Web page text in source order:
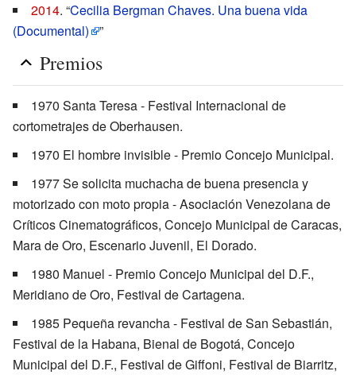
2014. “Cecilia Bergman Chaves. Una buena vida
(Documental)
”
Premios
1970 Santa Teresa - Festival Internacional de
cortometrajes de Oberhausen.
1970 El hombre invisible - Premio Concejo Municipal.
1977 Se solicita muchacha de buena presencia y
motorizado con moto propia - Asociación Venezolana de
Críticos Cinematográficos, Concejo Municipal de Caracas,
Mara de Oro, Escenario Juvenil, El Dorado.
1980 Manuel - Premio Concejo Municipal del D.F.,
Meridiano de Oro, Festival de Cartagena.
1985 Pequeña revancha - Festival de San Sebastián,
Festival de la Habana, Bienal de Bogotá, Concejo
Municipal del D.F., Festival de Giffoni, Festival de Biarritz,